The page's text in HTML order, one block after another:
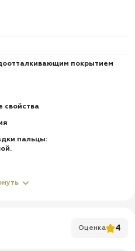
покрытием
свойства
пальцы:
манжеты на запястьях для
для переноски и фиксации
Оценка 4